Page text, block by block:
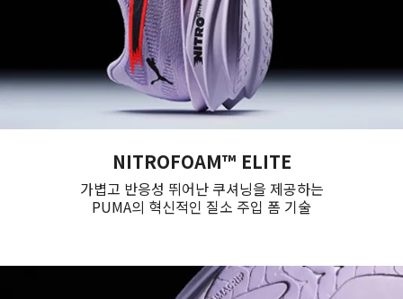
NITROFOAM™ ELITE
가볍고 반응성 뛰어난 쿠셔닝을 제공하는
PUMA의 혁신적인 질소 주입 폼 기술